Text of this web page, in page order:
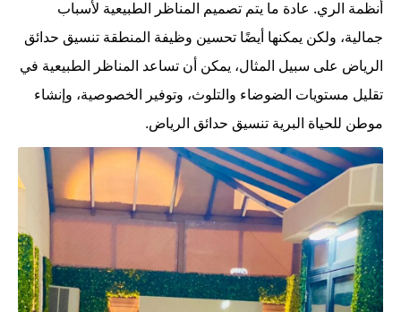
أنظمة الري. عادة ما يتم تصميم المناظر الطبيعية لأسباب
جمالية، ولكن يمكنها أيضًا تحسين وظيفة المنطقة تنسيق حدائق
الرياض على سبيل المثال، يمكن أن تساعد المناظر الطبيعية في
تقليل مستويات الضوضاء والتلوث، وتوفير الخصوصية، وإنشاء
موطن للحياة البرية تنسيق حدائق الرياض.